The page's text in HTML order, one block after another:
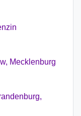
Mecklenburg